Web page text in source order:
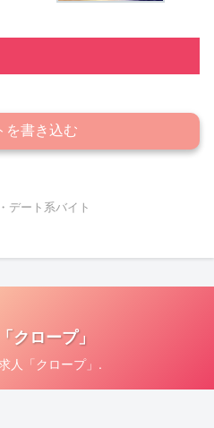
を書き込む
デート系バイト
クロープ」
人「クロープ」.